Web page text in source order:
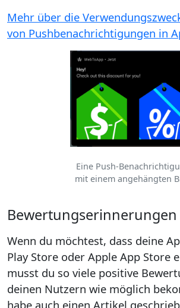
Mehr über die
von Pushbenachrichtigungen in
Eine Push-
mit einem angehängten
Bewertungserinnerungen
Wenn du möchtest, dass deine
Play Store oder Apple App Store
musst du so viele positive
deinen Nutzern wie möglich
habe auch einen Artikel